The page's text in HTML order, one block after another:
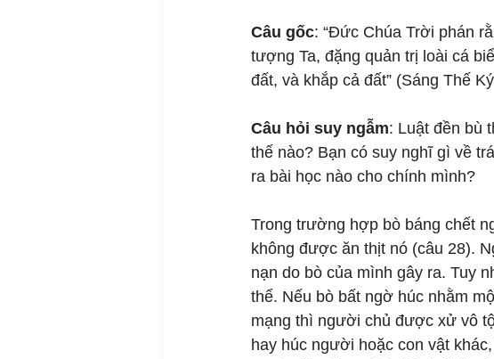
Câu gốc: “Đức Chúa Trời phán
tượng Ta, đặng quản trị loài cá
đất, và khắp cả đất” (Sáng Thế
Câu hỏi suy ngẫm: Luật đền bù
thế nào? Bạn có suy nghĩ gì về
ra bài học nào cho chính mình?
Trong trường hợp bò báng chết
không được ăn thịt nó (câu 28).
nạn do bò của mình gây ra. Tuy
thể. Nếu bò bất ngờ húc nhằm
mạng thì người chủ được xử vô
hay húc người hoặc con vật